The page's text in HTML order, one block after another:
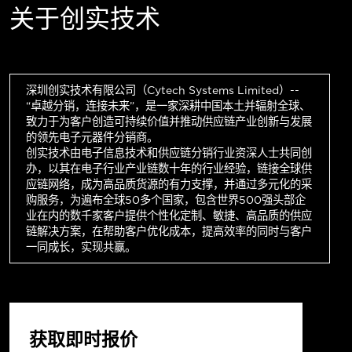
关于创实技术
深圳创实技术有限公司（Cytech Systems Limited）--
“卓越分销，连接未来”，是一家深耕中国本土并辐射全球、
致力于为客户创造可持续价值并推动供应链产业创新与发展
的领先电子元器件分销商。
创实技术由电子信息技术和供应链分销行业资深人士共同创
办，以其在电子行业产业链数十年的行业经验，链接全球供
应链网络，成为高品质货源的有力支撑，并通过多元化的采
购服务，为遍布全球50多个国家，包含世界500强头部企
业在内的数千家客户提供个性化定制、敏捷、高品质的供应
链解决方案，在帮助客户优化成本，提高效率的同时与客户
一同成长，实现共赢。
获取即时报价